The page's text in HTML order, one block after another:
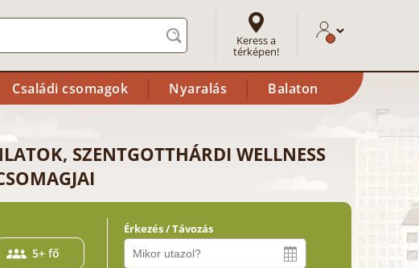
Keress a
térképen!
Családi csomagok Nyaralás Balaton
SZENTGOTTHÁRDI WELLNESS
5+ fő
Érkezés / Távozás